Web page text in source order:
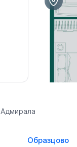
Образцово